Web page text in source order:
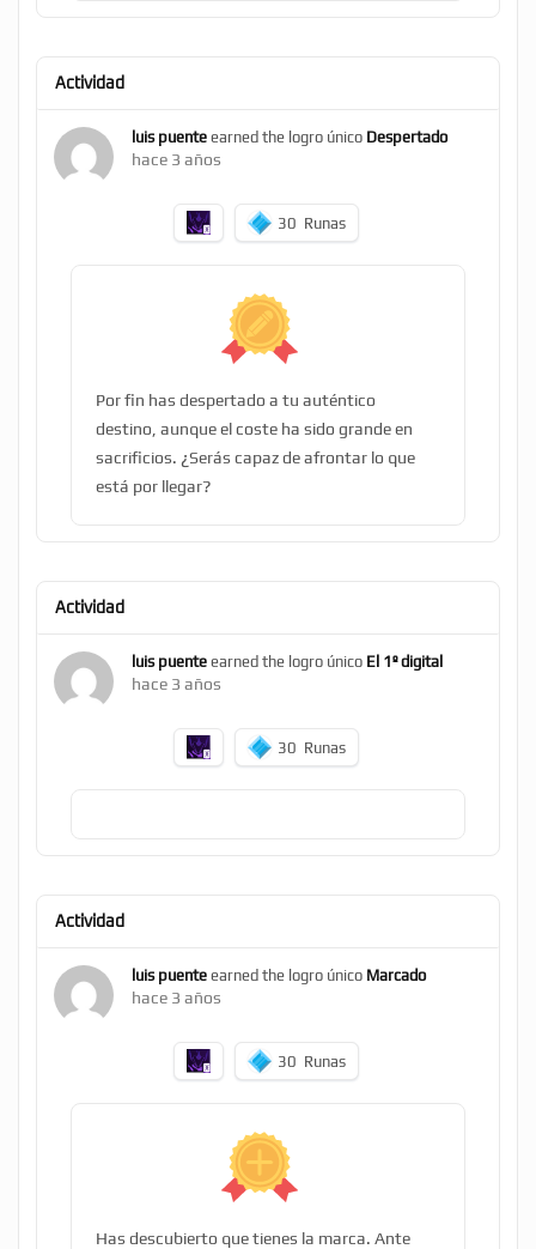
Actividad
luis puente earned the logro único Despertado
hace 3 años
30 Runas
Por fin has despertado a tu auténtico
destino, aunque el coste ha sido grande en
sacrificios. ¿Serás capaz de afrontar lo que
está por llegar?
Actividad
luis puente earned the logro único El 1º digital
hace 3 años
30 Runas
Actividad
luis puente earned the logro único Marcado
hace 3 años
30 Runas
Has descubierto que tienes la marca. Ante